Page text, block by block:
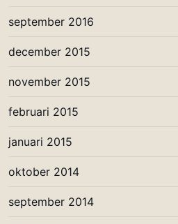
september 2016
december 2015
november 2015
februari 2015
januari 2015
oktober 2014
september 2014